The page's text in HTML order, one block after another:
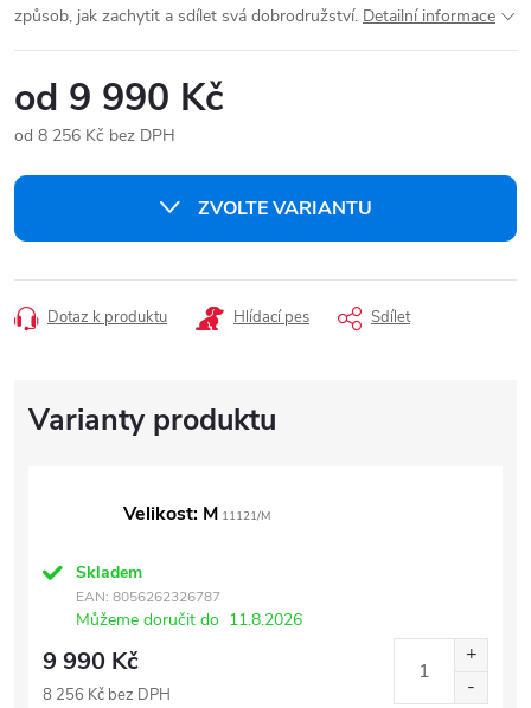
způsob, jak zachytit a sdílet svá dobrodružství. Detailní informace
od 9 990 Kč
od 8 256 Kč bez DPH
cena:
ZVOLTE VARIANTU
Dotaz k produktu Hlídací pes Sdílet
Velikost: M 11121/M
Skladem
EAN: 8056262326787
Můžeme doručit do 11.8.2026
9 990 Kč
8 256 Kč bez DPH